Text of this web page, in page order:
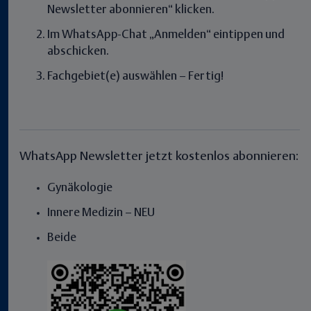
Newsletter abonnieren“ klicken.
Im WhatsApp-Chat „Anmelden“ eintippen und
abschicken.
Fachgebiet(e) auswählen – Fertig!
WhatsApp Newsletter jetzt kostenlos abonnieren:
Gynäkologie
Innere Medizin – NEU
Beide